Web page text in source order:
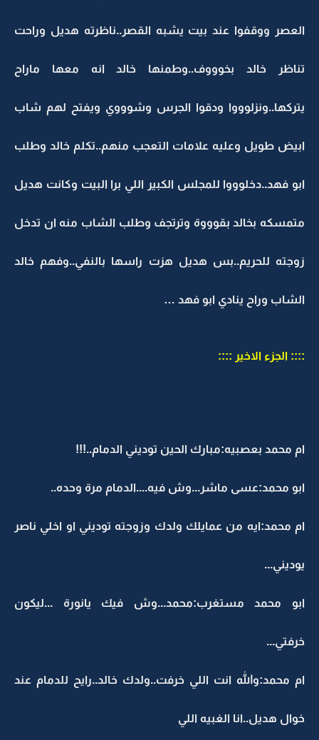
العصر ووقفوا عند بيت يشبه القصر..ناظرته هديل وراحت
تناظر خالد بخوووف..وطمنها خالد انه معها ماراح
يتركها..ونزلوووا ودقوا الجرس وشوووي ويفتح لهم شاب
ابيض طويل وعليه علامات التعجب منهم..تكلم خالد وطلب
ابو فهد..دخلوووا للمجلس الكبير اللي برا البيت وكانت هديل
متمسكه بخالد بقوووة وترتجف وطلب الشاب منه ان تدخل
زوجته للحريم..بس هديل هزت راسها بالنفي..وفهم خالد
الشاب وراح ينادي ابو فهد …
:::: الجزء الاخير ::::
ام محمد بعصبيه:مبارك الحين توديني الدمام..!!!
ابو محمد:عسى ماشر...وش فيه....الدمام مرة وحده..
ام محمد:ايه من عمايلك ولدك وزوجته توديني او اخلي ناصر
يوديني...
ابو محمد مستغرب:محمد...وش فيك يانورة ...ليكون
خرفتي...
ام محمد:والله انت اللي خرفت..ولدك خالد..رايح للدمام عند
خوال هديل..انا الغبيه اللي